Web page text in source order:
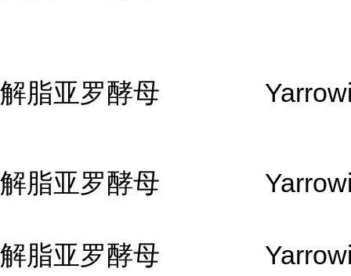
解脂亚罗酵母
解脂亚罗酵母
解脂亚罗酵母